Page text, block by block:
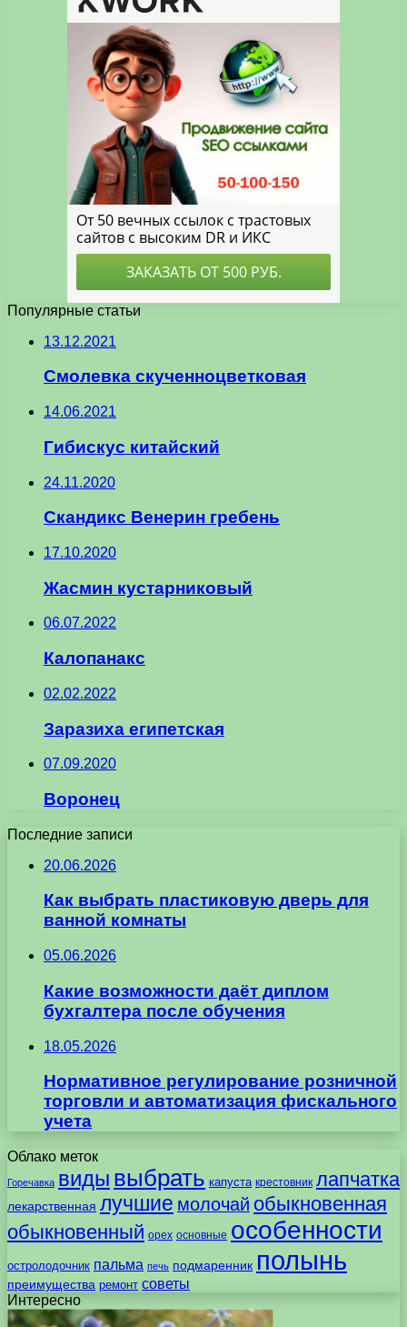
Популярные статьи
13.12.2021
Смолевка скученноцветковая
14.06.2021
Гибискус китайский
24.11.2020
Скандикс Венерин гребень
17.10.2020
Жасмин кустарниковый
06.07.2022
Калопанакс
02.02.2022
Заразиха египетская
07.09.2020
Воронец
Последние записи
20.06.2026
Как выбрать пластиковую дверь для
ванной комнаты
05.06.2026
Какие возможности даёт диплом
бухгалтера после обучения
18.05.2026
Нормативное регулирование розничной
торговли и автоматизация фискального
учета
Облако меток
Горечавка виды выбрать капуста крестовник лапчатка
лекарственная лучшие молочай обыкновенная
обыкновенный орех основные особенности
остролодочник пальма печь подмаренник полынь
преимущества ремонт советы
Интересно